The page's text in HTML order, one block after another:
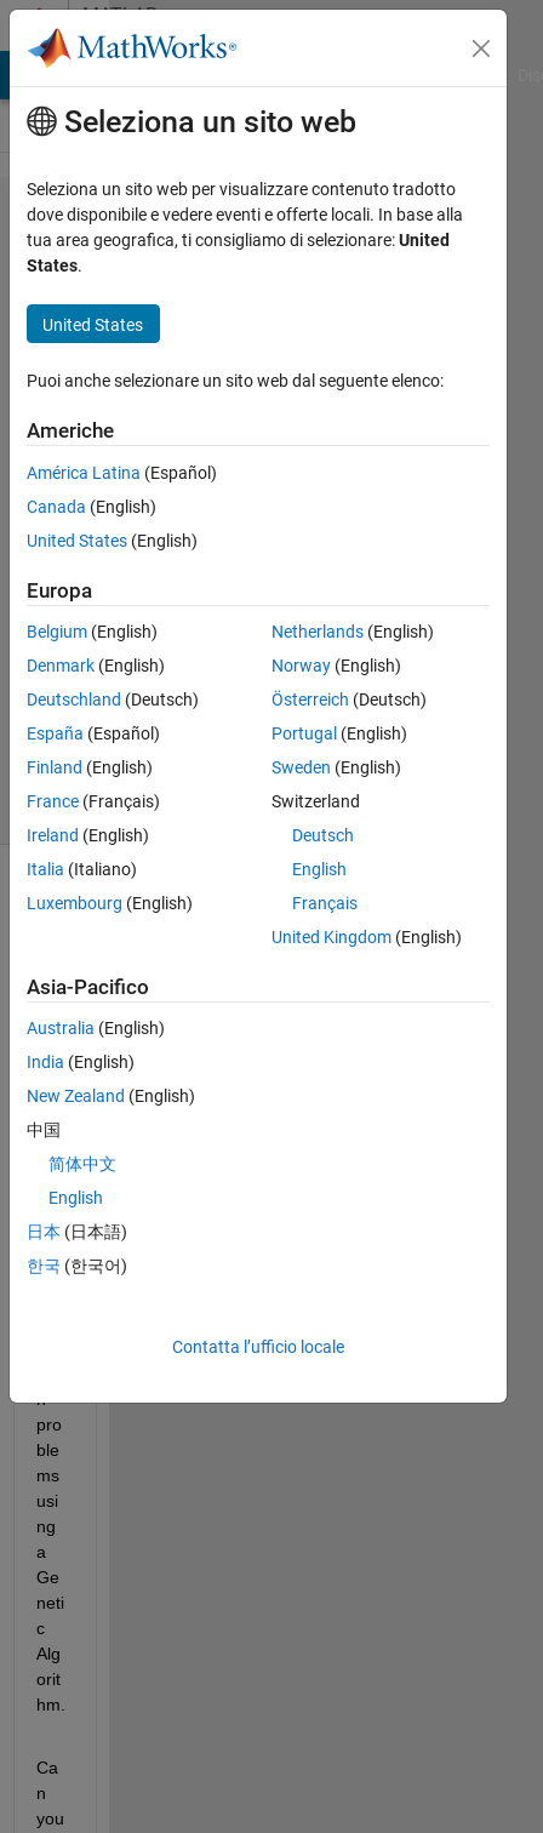
Vai al contenutoMATLAB
Answers
Genetic
Algorithm
for large
problem
Muhammad
Fahim
2 Nov
1
Risposta
Aggiornato
22 Nov
2022
18
Visualizzazioni
(30 giorni)
I
wa
nt
to
solv
larg
e-
scal
n
pro
ble
ms
usi
ng
a
Ge
neti
c
Alg
orit
hm.
Ca
n
you
Seleziona un sito web
Seleziona un sito web per visualizzare contenuto tradotto
dove disponibile e vedere eventi e offerte locali. In base alla
tua area geografica, ti consigliamo di selezionare:United
States.
United States
Puoi anche selezionare un sito web dal seguente elenco:
Americhe
América Latina (Español)
Canada (English)
United States (English)
Europa
Belgium (English)
Denmark (English)
Deutschland (Deutsch)
España (Español)
Finland (English)
France (Français)
Ireland (English)
Italia (Italiano)
Luxembourg (English)
Netherlands(English)
Norway(English)
Österreich (Deutsch)
Portugal (English)
Sweden (English)
Switzerland
Deutsch
English
Français
United Kingdom(English)
Asia-Pacifico
Australia (English)
India (English)
New Zealand (English)
中国
简体中文
English
日本 (日本語)
한국 (한국어)
Contatta l’ufficio locale